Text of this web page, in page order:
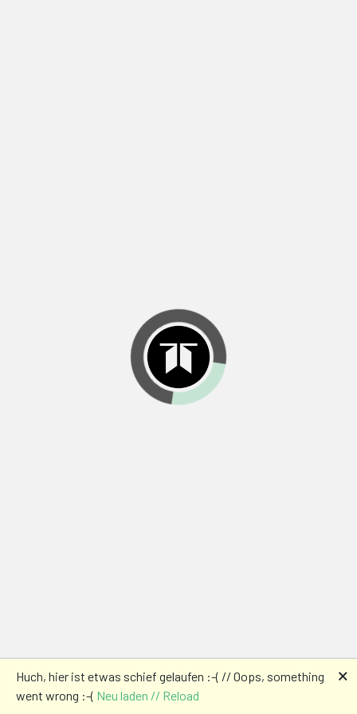
Huch, hier ist etwas schief gelaufen :-( // Oops, something
went wrong :-( Neu laden // Reload
🗙